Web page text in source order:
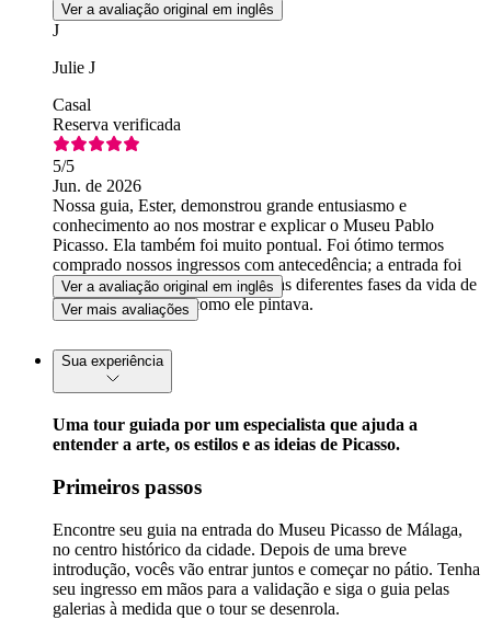
Ver a avaliação original em inglês
J
Julie J
Casal
Reserva verificada
5/5
Jun. de 2026
Nossa guia, Ester, demonstrou grande entusiasmo e
conhecimento ao nos mostrar e explicar o Museu Pablo
Picasso. Ela também foi muito pontual. Foi ótimo termos
comprado nossos ingressos com antecedência; a entrada foi
muito fácil. Adoramos conhecer as diferentes fases da vida de
Picasso e a maneira como ele pintava.
Ver a avaliação original em inglês
Ver mais avaliações
Sua experiência
Uma tour guiada por um especialista que ajuda a
entender a arte, os estilos e as ideias de Picasso.
Primeiros passos
Encontre seu guia na entrada do Museu Picasso de Málaga,
no centro histórico da cidade. Depois de uma breve
introdução, vocês vão entrar juntos e começar no pátio. Tenha
seu ingresso em mãos para a validação e siga o guia pelas
galerias à medida que o tour se desenrola.